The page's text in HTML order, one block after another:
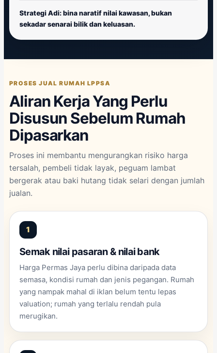
Strategi Adi: bina naratif nilai kawasan, bukan
sekadar senarai bilik dan keluasan.
PROSES JUAL RUMAH LPPSA
Aliran Kerja Yang Perlu
Disusun Sebelum Rumah
Dipasarkan
Proses ini membantu mengurangkan risiko harga
tersalah, pembeli tidak layak, peguam lambat
bergerak atau baki hutang tidak selari dengan jumlah
jualan.
Semak nilai pasaran & nilai bank
Harga Permas Jaya perlu dibina daripada data
semasa, kondisi rumah dan jenis pegangan. Rumah
yang nampak mahal di iklan belum tentu lepas
valuation; rumah yang terlalu rendah pula
merugikan.